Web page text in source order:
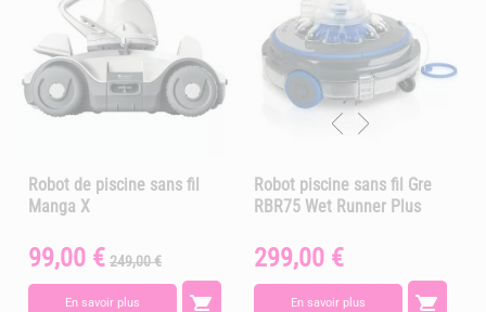
Robot de piscine sans fil
Manga X
Prix
99,00 € Prix
base
249,00 €
En savoir plus 
Robot piscine sans fil Gre
RBR75 Wet Runner Plus
Prix
299,00 €
En savoir plus 